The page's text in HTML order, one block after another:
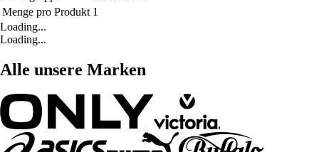
Menge pro Produkt 1
Loading...
Loading...
Alle unsere Marken